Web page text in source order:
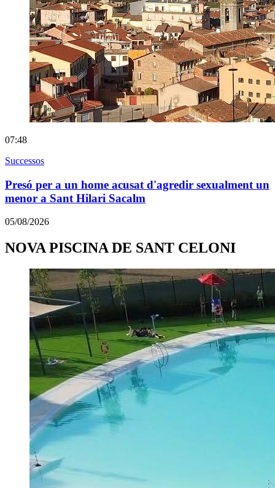
07:48
Successos
Presó per a un home acusat d'agredir sexualment un
menor a Sant Hilari Sacalm
05/08/2026
NOVA PISCINA DE SANT CELONI